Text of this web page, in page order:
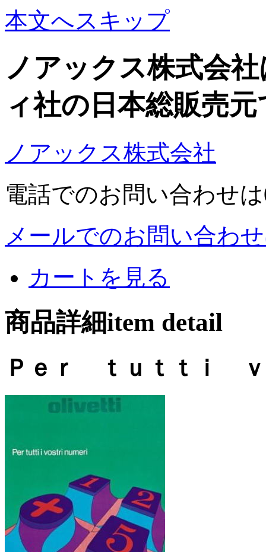
本文へスキップ
ノアックス株式会
ィ社の日本総販売
ノアックス株式会社
電話でのお問い合わせは
メールでのお問い合わ
カートを見る
商品詳細item detail
Ｐｅｒ ｔｕｔｔｉ